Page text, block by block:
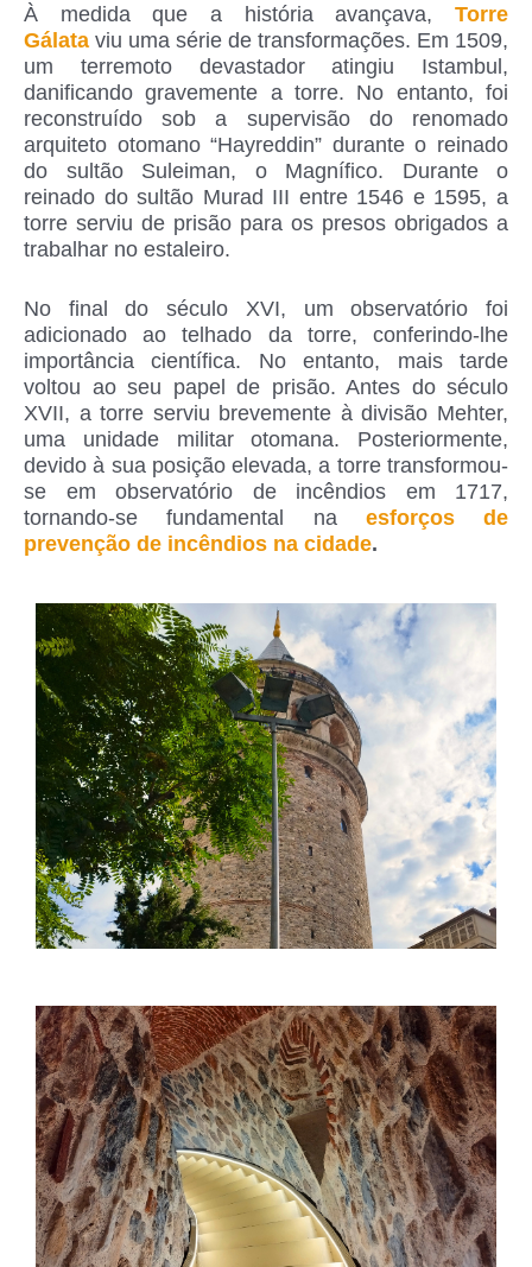
À medida que a história avançava, Torre
Gálata viu uma série de transformações. Em 1509,
um terremoto devastador atingiu Istambul,
danificando gravemente a torre. No entanto, foi
reconstruído sob a supervisão do renomado
arquiteto otomano “Hayreddin” durante o reinado
do sultão Suleiman, o Magnífico. Durante o
reinado do sultão Murad III entre 1546 e 1595, a
torre serviu de prisão para os presos obrigados a
trabalhar no estaleiro.
No final do século XVI, um observatório foi
adicionado ao telhado da torre, conferindo-lhe
importância científica. No entanto, mais tarde
voltou ao seu papel de prisão. Antes do século
XVII, a torre serviu brevemente à divisão Mehter,
uma unidade militar otomana. Posteriormente,
devido à sua posição elevada, a torre transformou-
se em observatório de incêndios em 1717,
tornando-se fundamental na esforços de
prevenção de incêndios na cidade.